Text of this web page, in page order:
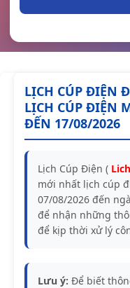
LỊCH CÚP ĐIỆN
LỊCH CÚP ĐIỆN
ĐẾN 17/08/2026
Lịch Cúp Điện (
mới nhất lịch cúp
07/08/2026 đến
để nhận những
để kịp thời xử lý
Lưu ý: Để biết